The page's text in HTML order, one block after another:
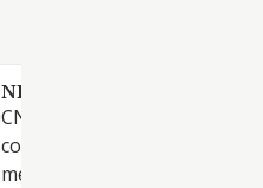
NIKITA 22 SOCIEDAD
CNAE: 4771. a) La venta y
comercialización al por
menor de toda clase de